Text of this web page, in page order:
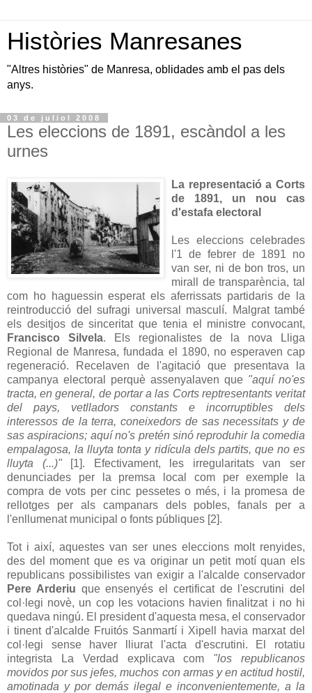
Històries Manresanes
"Altres històries" de Manresa, oblidades amb el pas dels
anys.
03 de juliol 2008
Les eleccions de 1891, escàndol a les
urnes
La representació a Corts
de 1891, un nou cas
d'estafa electoral
Les eleccions celebrades
l'1 de febrer de 1891 no
van ser, ni de bon tros, un
mirall de transparència, tal
com ho haguessin esperat els aferrissats partidaris de la
reintroducció del sufragi universal masculí. Malgrat també
els desitjos de sinceritat que tenia el ministre convocant,
Francisco Silvela. Els regionalistes de la nova Lliga
Regional de Manresa, fundada el 1890, no esperaven cap
regeneració. Recelaven de l'agitació que presentava la
campanya electoral perquè assenyalaven que "aquí no'es
tracta, en general, de portar a las Corts reptresentants veritat
del pays, vetlladors constants e incorruptibles dels
interessos de la terra, coneixedors de sas necessitats y de
sas aspiracions; aquí no's pretén sinó reproduhir la comedia
empalagosa, la lluyta tonta y ridícula dels partits, que no es
lluyta (...)"
[1]. Efectivament, les irregularitats van ser
denunciades per la premsa local com per exemple la
compra de vots per cinc pessetes o més, i la promesa de
rellotges per als campanars dels pobles, fanals per a
l'enllumenat municipal o fonts públiques [2].
Tot i així, aquestes van ser unes eleccions molt renyides,
des del moment que es va originar un petit motí quan els
republicans possibilistes van exigir a l'alcalde conservador
Pere Arderiu que ensenyés el certificat de l'escrutini del
col·legi novè, un cop les votacions havien finalitzat i no hi
quedava ningú. El president d'aquesta mesa, el conservador
i tinent d'alcalde Fruitós Sanmartí i Xipell havia marxat del
col·legi sense haver lliurat l'acta d'escrutini. El rotatiu
integrista La Verdad explicava com "los republicanos
movidos por sus jefes, muchos con armas y en actitud hostil,
amotinada y por demás ilegal e inconvenientemente, a la